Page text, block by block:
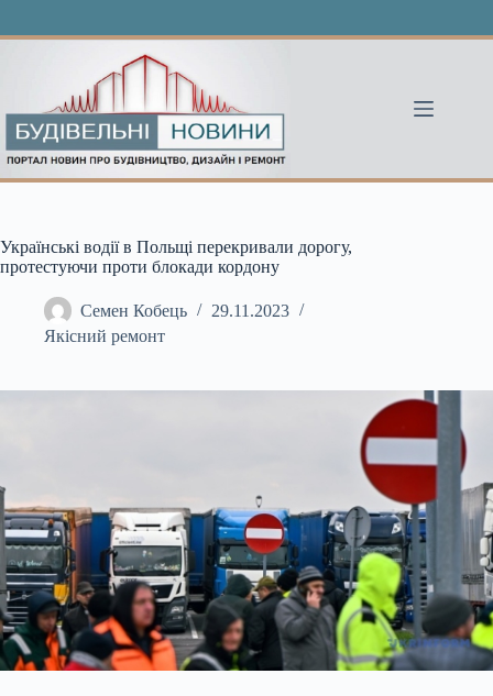
Українські водії в Польщі перекривали дорогу,
протестуючи проти блокади кордону
Семен Кобець
29.11.2023
Якісний ремонт